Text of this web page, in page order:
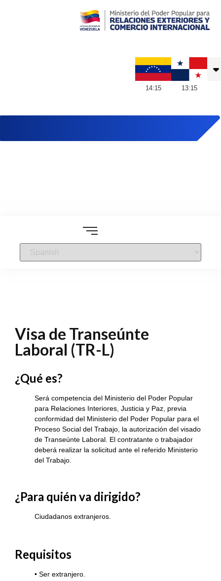
14:15 13:15
Visa de Transeúnte
Laboral (TR-L)
¿Qué es?
Será competencia del Ministerio del Poder Popular
para Relaciones Interiores, Justicia y Paz, previa
conformidad del Ministerio del Poder Popular para el
Proceso Social del Trabajo, la autorización del visado
de Transeúnte Laboral. El contratante o trabajador
deberá realizar la solicitud ante el referido Ministerio
del Trabajo.
¿Para quién va dirigido?
Ciudadanos extranjeros.
Requisitos
• Ser extranjero.